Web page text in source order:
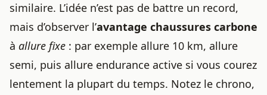
similaire. L’idée n’est pas de battre un record,
mais d’observer l’avantage chaussures carbone
à allure fixe : par exemple allure 10 km, allure
semi, puis allure endurance active si vous courez
lentement la plupart du temps. Notez le chrono,